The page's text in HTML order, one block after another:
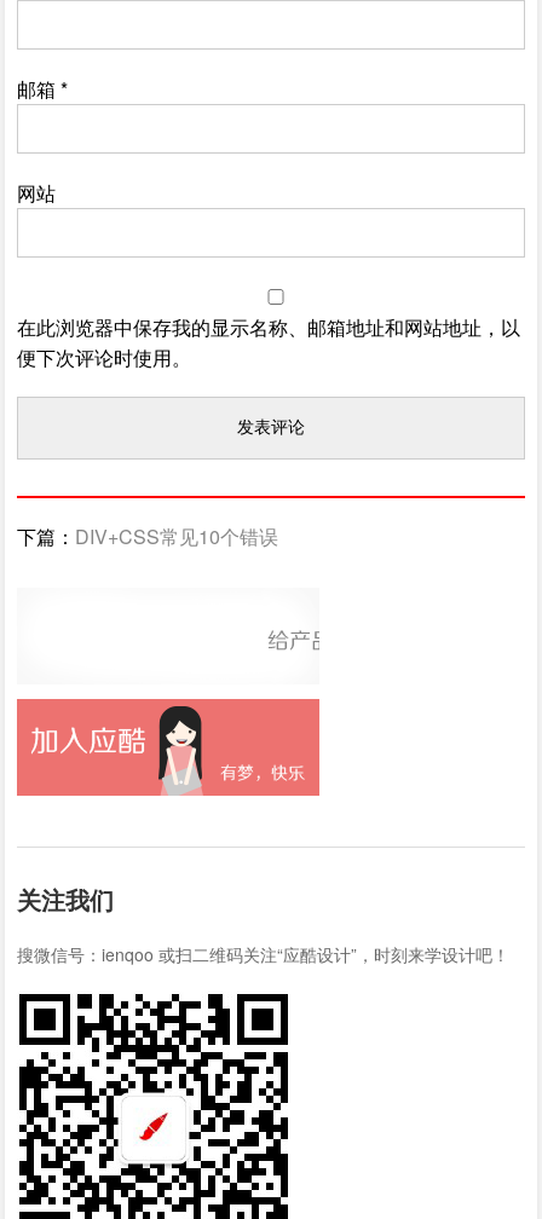
邮箱*
网站
在此浏览器中保存我的显示名称、邮箱地址和网站地址，以
便下次评论时使用。
下篇： DIV+CSS常见10个错误
关注我们
搜微信号：ienqoo 或扫二维码关注“应酷设计”，时刻来学设计吧！